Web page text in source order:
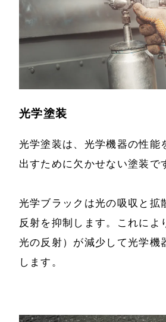
光学塗装
光学塗装は、光学機器の性能
出すために欠かせない塗装で
光学ブラックは光の吸収と拡
反射を抑制します。これによ
光の反射）が減少して光学機
します。